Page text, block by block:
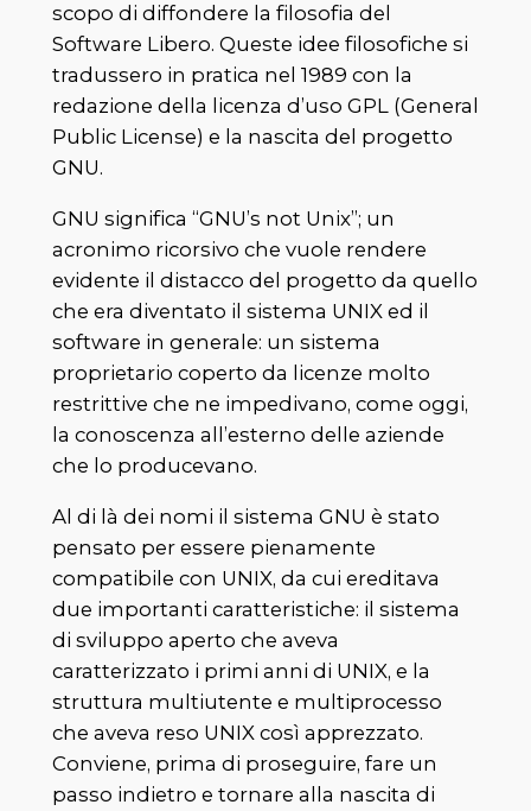
scopo di diffondere la filosofia del
Software Libero. Queste idee filosofiche si
tradussero in pratica nel 1989 con la
redazione della licenza d’uso GPL (General
Public License) e la nascita del progetto
GNU.
GNU significa “GNU’s not Unix”; un
acronimo ricorsivo che vuole rendere
evidente il distacco del progetto da quello
che era diventato il sistema UNIX ed il
software in generale: un sistema
proprietario coperto da licenze molto
restrittive che ne impedivano, come oggi,
la conoscenza all’esterno delle aziende
che lo producevano.
Al di là dei nomi il sistema GNU è stato
pensato per essere pienamente
compatibile con UNIX, da cui ereditava
due importanti caratteristiche: il sistema
di sviluppo aperto che aveva
caratterizzato i primi anni di UNIX, e la
struttura multiutente e multiprocesso
che aveva reso UNIX così apprezzato.
Conviene, prima di proseguire, fare un
passo indietro e tornare alla nascita di